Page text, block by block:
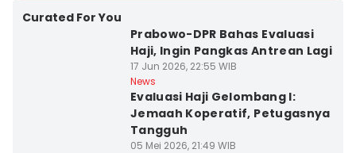
Curated For You
Prabowo-DPR Bahas Evaluasi
Haji, Ingin Pangkas Antrean Lagi
17 Jun 2026, 22:55 WIB
News
Evaluasi Haji Gelombang I:
Jemaah Koperatif, Petugasnya
Tangguh
05 Mei 2026, 21:49 WIB